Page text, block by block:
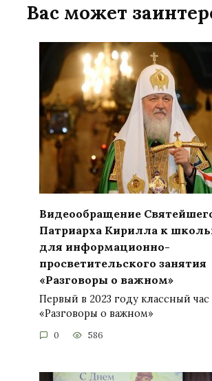
Вас может
Видеообращение
Патриарха Кирилла к
для информационно-
просветительского занятия
«Разговоры о важном»
Первый в 2023 году классный час
«Разговоры о важном»
0 586